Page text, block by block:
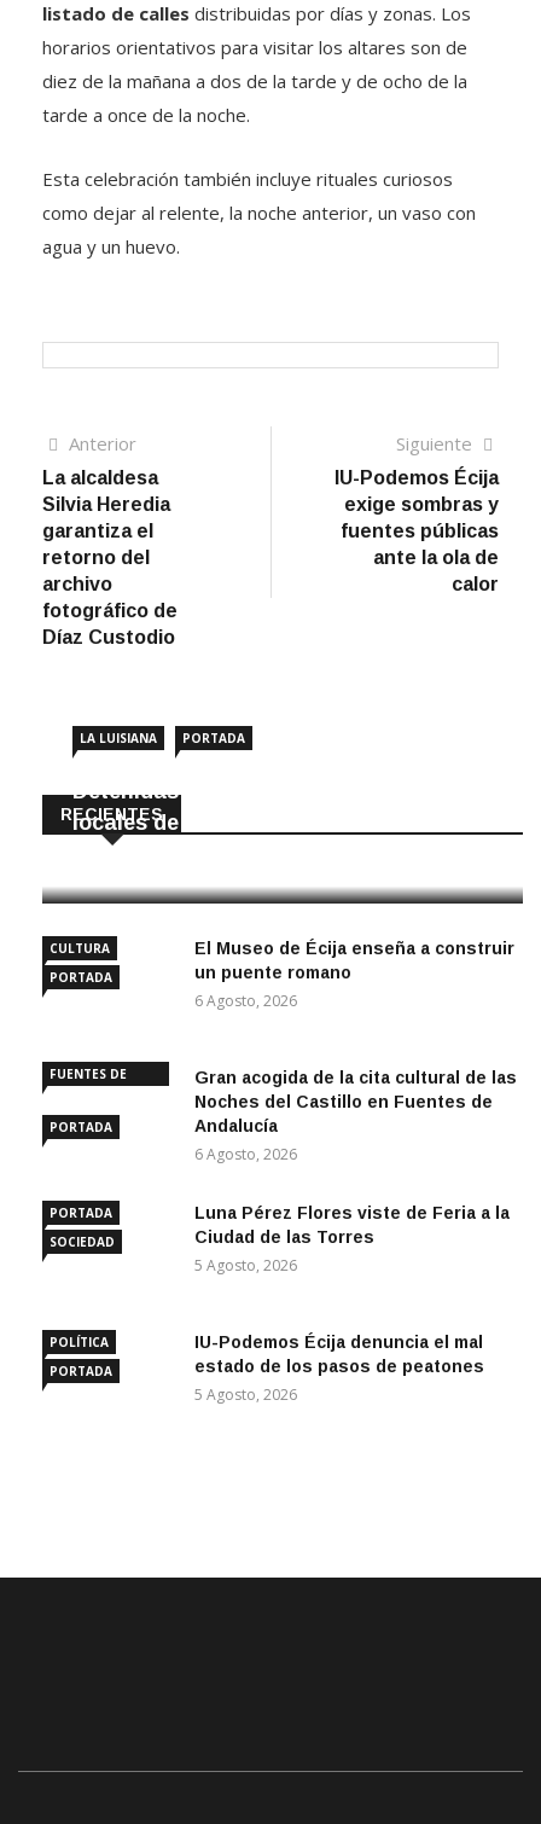
listado de calles distribuidas por días y zonas. Los
horarios orientativos para visitar los altares son de
diez de la mañana a dos de la tarde y de ocho de la
tarde a once de la noche.
Esta celebración también incluye rituales curiosos
como dejar al relente, la noche anterior, un vaso con
agua y un huevo.
Navegación
de
entradas
AnteriorArtículo
anterior
La alcaldesa
Silvia Heredia
garantiza el
retorno del
archivo
fotográfico de
Díaz Custodio
Siguiente
IU-Podemos Écija
exige sombras y
fuentes públicas
ante la ola de
calor
RECIENTES
LA LUISIANA PORTADA
Detenidas dos personas por robar en
locales de La Luisiana
CULTURA
PORTADA
El Museo de Écija enseña a construir
un puente romano
6 Agosto, 2026
FUENTES DE
PORTADA
Gran acogida de la cita cultural de las
Noches del Castillo en Fuentes de
Andalucía
6 Agosto, 2026
PORTADA
SOCIEDAD
Luna Pérez Flores viste de Feria a la
Ciudad de las Torres
5 Agosto, 2026
POLÍTICA
PORTADA
IU-Podemos Écija denuncia el mal
estado de los pasos de peatones
5 Agosto, 2026